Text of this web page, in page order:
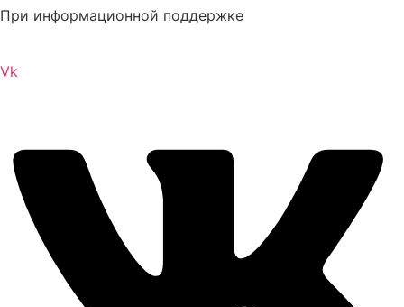
При информационной поддержке
Vk